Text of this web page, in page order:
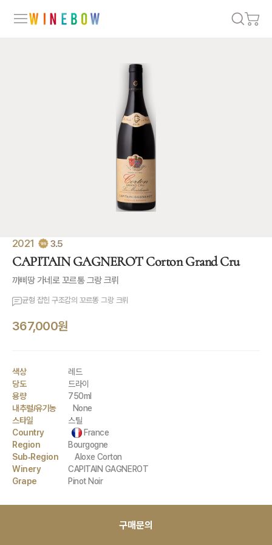
2021 3.5
CAPITAIN GAGNEROT Corton Grand Cru
까삐땅 가네로 꼬르통 그랑 크뤼
균형 잡힌 구조감의 꼬르똥 그랑 크뤼
367,000원
색상
레드
당도
드라이
용량
750ml
내추럴/유기농
None
스타일
스틸
Country
France
Region
Bourgogne
Sub-Region
Aloxe Corton
Winery
CAPITAIN GAGNEROT
Grape
Pinot Noir
구매문의